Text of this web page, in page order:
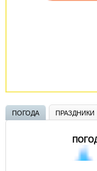
ПОГОДА ПРАЗДНИКИ